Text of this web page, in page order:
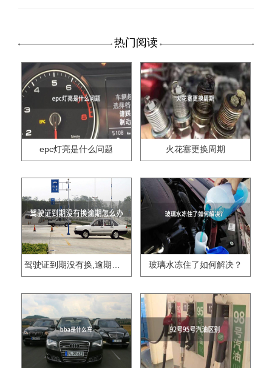
热门阅读
epc灯亮是什么问题 火花塞更换周期
驾驶证到期没有换,逾期怎么办?? 玻璃水冻住了如何解决？